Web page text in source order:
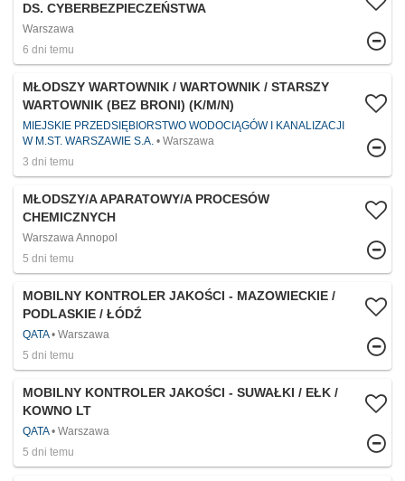
DS. CYBERBEZPIECZEŃSTWA
Warszawa
6 dni temu
MŁODSZY WARTOWNIK / WARTOWNIK / STARSZY
WARTOWNIK (BEZ BRONI) (K/M/N)
MIEJSKIE PRZEDSIĘBIORSTWO WODOCIĄGÓW I KANALIZACJI
W M.ST. WARSZAWIE S.A.
Warszawa
3 dni temu
MŁODSZY/A APARATOWY/A PROCESÓW
CHEMICZNYCH
Warszawa Annopol
5 dni temu
MOBILNY KONTROLER JAKOŚCI - MAZOWIECKIE /
PODLASKIE / ŁÓDŹ
QATA
Warszawa
5 dni temu
MOBILNY KONTROLER JAKOŚCI - SUWAŁKI / EŁK /
KOWNO LT
QATA
Warszawa
5 dni temu